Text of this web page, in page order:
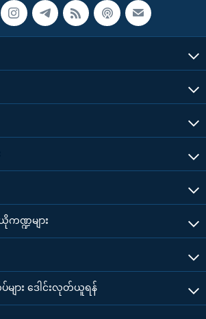
ဏ္ဍများ
ား ဒေါင်းလုတ်ယူရန်